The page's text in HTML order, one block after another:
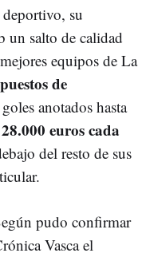
su
un salto de calidad
equipos de La
de
anotados hasta
euros cada
del resto de sus
pudo confirmar
Vasca el